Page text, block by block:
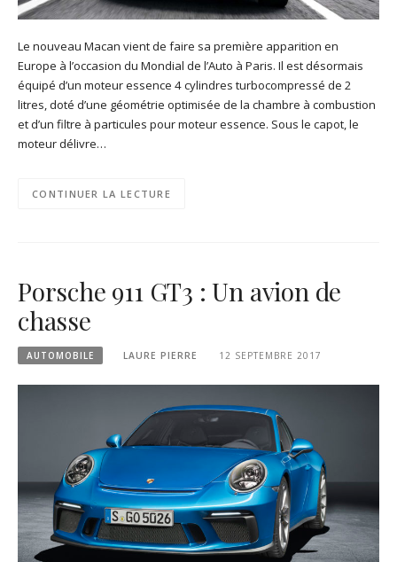
Le nouveau Macan vient de faire sa première apparition en
Europe à l’occasion du Mondial de l’Auto à Paris. Il est désormais
équipé d’un moteur essence 4 cylindres turbocompressé de 2
litres, doté d’une géométrie optimisée de la chambre à combustion
et d’un filtre à particules pour moteur essence. Sous le capot, le
moteur délivre…
CONTINUER LA LECTURE
Porsche 911 GT3 : Un avion de
chasse
AUTOMOBILE LAURE PIERRE 12 SEPTEMBRE 2017